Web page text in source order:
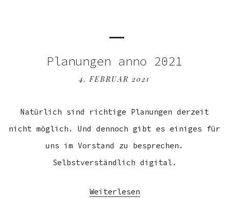
Planungen anno 2021
4. FEBRUAR 2021
Natürlich sind richtige Planungen derzeit
nicht möglich. Und dennoch gibt es einiges für
uns im Vorstand zu besprechen.
Selbstverständlich digital.
Weiterlesen